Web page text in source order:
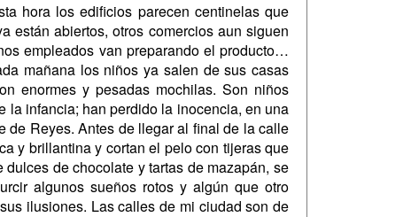
hora los edificios parecen centinelas que
están abiertos, otros comercios aun siguen
empleados van preparando el producto…
mañana los niños ya salen de sus casas
enormes y pesadas mochilas. Son niños
la infancia; han perdido la inocencia, en una
de Reyes. Antes de llegar al final de la calle
y brillantina y cortan el pelo con tijeras que
de chocolate y tartas de mazapán, se
algunos sueños rotos y algún que otro
ilusiones. Las calles de mi ciudad son de